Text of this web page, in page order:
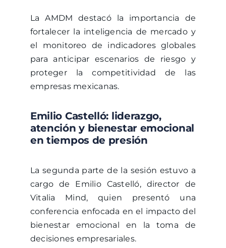
La AMDM destacó la importancia de
fortalecer la inteligencia de mercado y
el monitoreo de indicadores globales
para anticipar escenarios de riesgo y
proteger la competitividad de las
empresas mexicanas.
Emilio Castelló: liderazgo,
atención y bienestar emocional
en tiempos de presión
La segunda parte de la sesión estuvo a
cargo de Emilio Castelló, director de
Vitalia Mind, quien presentó una
conferencia enfocada en el impacto del
bienestar emocional en la toma de
decisiones empresariales.